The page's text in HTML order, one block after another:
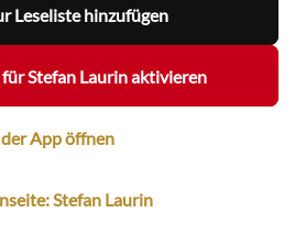
Leseliste hinzufügen
Stefan Laurin aktivieren
App öffnen
Stefan Laurin